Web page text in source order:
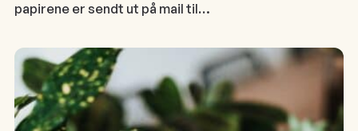
papirene er sendt ut på mail til…